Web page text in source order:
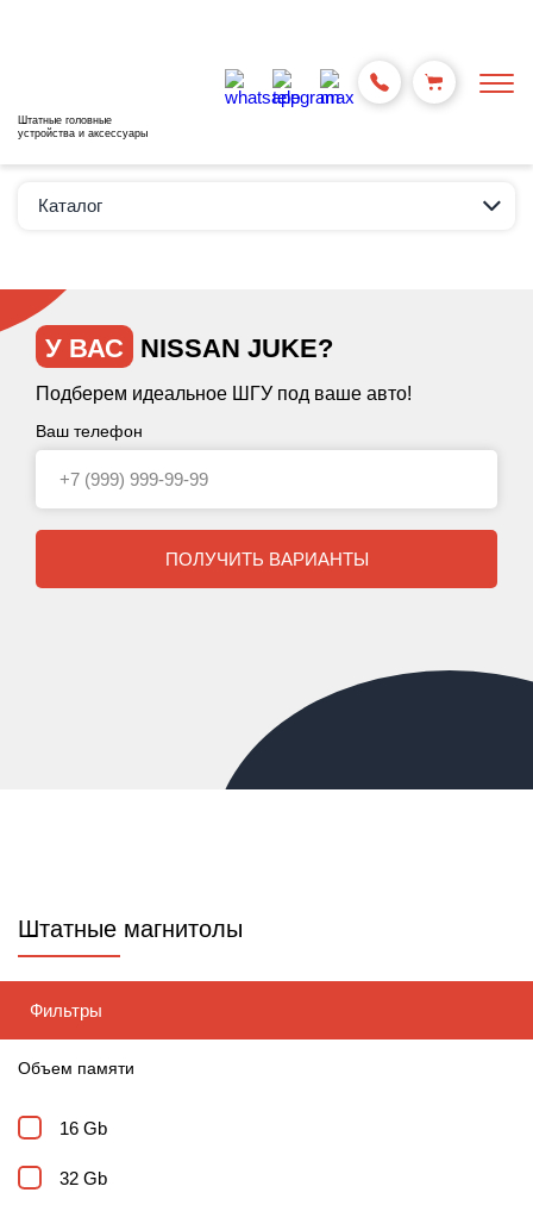
Штатные головные
устройства и аксессуары
Каталог
У ВАС NISSAN JUKE?
Подберем идеальное ШГУ под ваше авто!
Ваш телефон
ПОЛУЧИТЬ ВАРИАНТЫ
Штатные магнитолы
Фильтры
Объем памяти
16 Gb
32 Gb